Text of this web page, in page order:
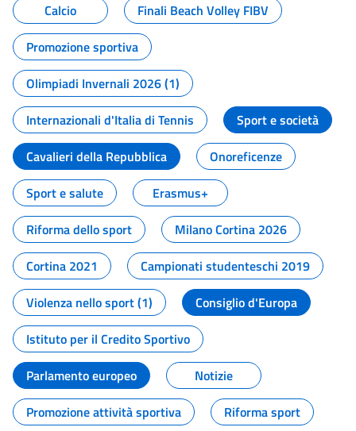
Calcio
Finali Beach Volley FIBV
Promozione sportiva
Olimpiadi Invernali 2026 (1)
Internazionali d'Italia di Tennis
Sport e società
Cavalieri della Repubblica
Onoreficenze
Sport e salute
Erasmus+
Riforma dello sport
Milano Cortina 2026
Cortina 2021
Campionati studenteschi 2019
Violenza nello sport (1)
Consiglio d'Europa
Istituto per il Credito Sportivo
Parlamento europeo
Notizie
Promozione attività sportiva
Riforma sport